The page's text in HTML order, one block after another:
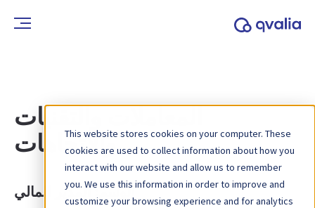
This website stores cookies on your computer. These
cookies are used to collect information about how you
interact with our website and allow us to remember
you. We use this information in order to improve and
customize your browsing experience and for analytics
المعاملات والتقنيات
والاتجاهات
المدير المالي